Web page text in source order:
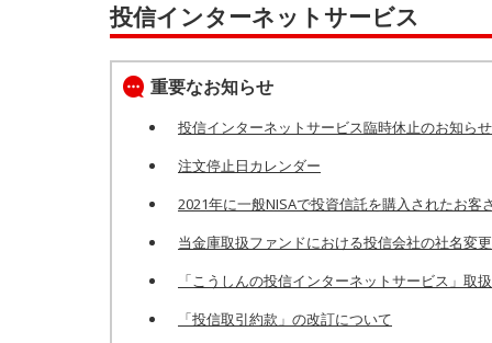
投信インターネットサービス
重要なお知らせ
投信インターネットサービス臨時休止のお知らせ
注文停止日カレンダー
2021年に一般NISAで投資信託を購入されたお
当金庫取扱ファンドにおける投信会社の社名変
「こうしんの投信インターネットサービス」取
「投信取引約款」の改訂について